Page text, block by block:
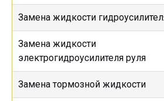
Замена жидкости
Замена жидкости
электрогидроусилителя руля
Замена тормозной жидкости